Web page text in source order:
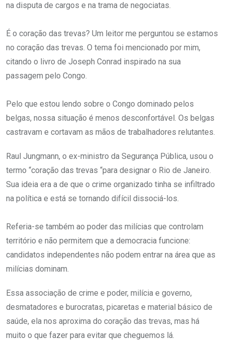
na disputa de cargos e na trama de negociatas.
É o coração das trevas? Um leitor me perguntou se estamos
no coração das trevas. O tema foi mencionado por mim,
citando o livro de Joseph Conrad inspirado na sua
passagem pelo Congo.
Pelo que estou lendo sobre o Congo dominado pelos
belgas, nossa situação é menos desconfortável. Os belgas
castravam e cortavam as mãos de trabalhadores relutantes.
Raul Jungmann, o ex-ministro da Segurança Pública, usou o
termo “coração das trevas “para designar o Rio de Janeiro.
Sua ideia era a de que o crime organizado tinha se infiltrado
na política e está se tornando difícil dissociá-los.
Referia-se também ao poder das milícias que controlam
território e não permitem que a democracia funcione:
candidatos independentes não podem entrar na área que as
milícias dominam.
Essa associação de crime e poder, milícia e governo,
desmatadores e burocratas, picaretas e material básico de
saúde, ela nos aproxima do coração das trevas, mas há
muito o que fazer para evitar que cheguemos lá.